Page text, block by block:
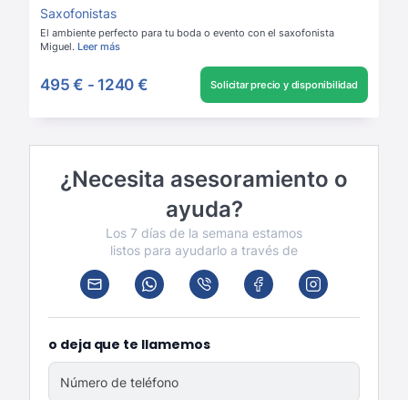
Saxofonistas
El ambiente perfecto para tu boda o evento con el saxofonista
Miguel. Leer más
495 € - 1240 € Solicitar precio y disponibilidad
¿Necesita asesoramiento o
ayuda?
Los 7 días de la semana estamos
listos para ayudarlo a través de
o deja que te llamemos
Número de teléfono